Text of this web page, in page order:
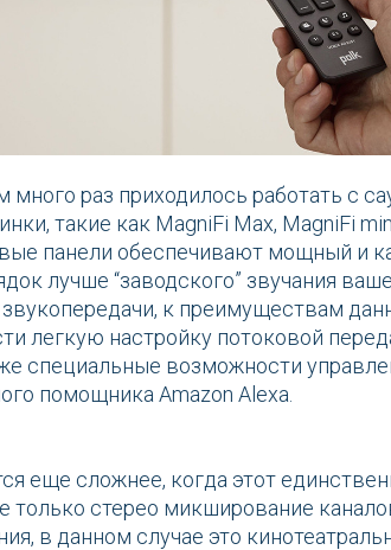
много раз приходилось работать с
такие как MagniFi Max, MagniFi
панели обеспечивают мощный и
лучше “заводского” звучания
к преимуществам
легкую настройку потоковой
специальные возможности
помощника Amazon Alexa.
еще сложнее, когда этот
только стерео микширование
в данном случае это